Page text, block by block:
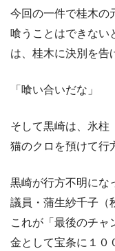
今回の一件で桂木の
喰うことはできない
は、桂木に決別を告
「喰い合いだな」
そして黒崎は、氷柱
猫のクロを預けて行
黒崎が行方不明にな
議員・蒲生紗千子（
これが「最後のチャ
金として宝条に１０